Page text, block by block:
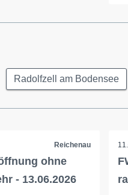
Radolfzell am Bodensee
Reichenau
ohne
- 13.06.2026